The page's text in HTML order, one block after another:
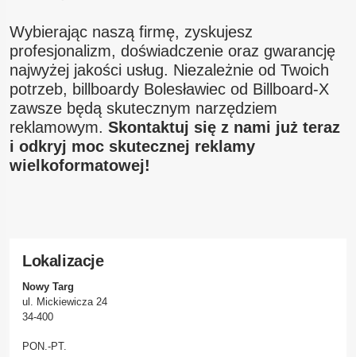
Wybierając naszą firmę, zyskujesz
profesjonalizm, doświadczenie oraz gwarancję
najwyżej jakości usług. Niezależnie od Twoich
potrzeb, billboardy Bolesławiec od Billboard-X
zawsze będą skutecznym narzędziem
reklamowym. Skontaktuj się z nami już teraz
i odkryj moc skutecznej reklamy
wielkoformatowej!
Lokalizacje
Nowy Targ
ul. Mickiewicza 24
34-400
PON.-PT.